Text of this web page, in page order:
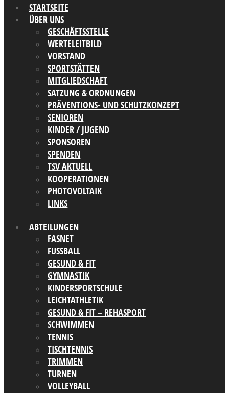
STARTSEITE
ÜBER UNS
GESCHÄFTSSTELLE
WERTELEITBILD
VORSTAND
SPORTSTÄTTEN
MITGLIEDSCHAFT
SATZUNG & ORDNUNGEN
PRÄVENTIONS- UND SCHUTZKONZEPT
SENIOREN
KINDER / JUGEND
SPONSOREN
SPENDEN
TSV AKTUELL
KOOPERATIONEN
PHOTOVOLTAIK
LINKS
ABTEILUNGEN
FASNET
FUSSBALL
GESUND & FIT
GYMNASTIK
KINDERSPORTSCHULE
LEICHTATHLETIK
GESUND & FIT – REHASPORT
SCHWIMMEN
TENNIS
TISCHTENNIS
TRIMMEN
TURNEN
VOLLEYBALL